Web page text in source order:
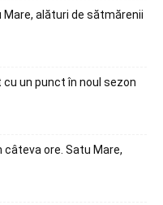
Mare, alături de sătmărenii
un punct în noul sezon
câteva ore. Satu Mare,